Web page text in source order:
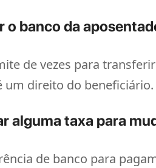
o banco da
de vezes para
um direito do beneficiário.
alguma taxa para
de banco para